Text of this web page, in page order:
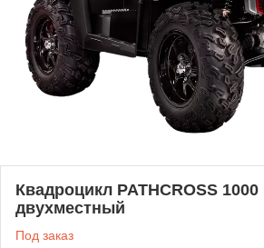
Квадроцикл PATHCROSS 1000
двухместный
Под заказ